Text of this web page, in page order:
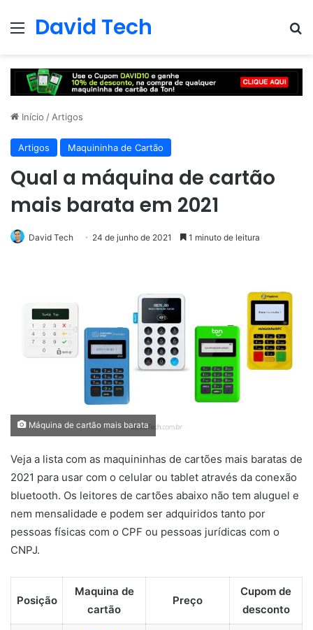
Menu
David Tech
Início / Artigos
Artigos Maquininha de Cartão
Qual a máquina de cartão
mais barata em 2021
David Tech 24 de junho de 2021 1 minuto de leitura
Máquina de cartão mais barata
Veja a lista com as maquininhas de cartões mais baratas de
2021 para usar com o celular ou tablet através da conexão
bluetooth. Os leitores de cartões abaixo não tem aluguel e
nem mensalidade e podem ser adquiridos tanto por
pessoas físicas com o CPF ou pessoas jurídicas com o
CNPJ.
Posição
Maquina de
cartão
Preço
Cupom de
desconto